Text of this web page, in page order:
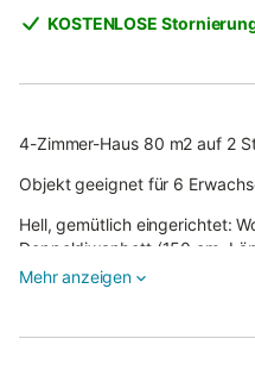
KOSTENLOSE
4-Zimmer-Haus 80 m2 auf 2
Objekt geeignet für 6
Hell, gemütlich eingerichtet:
Doppeldiwanbett (150 cm,
und Radio.
1 Bett und 1 Ausziehbett.
Mehr anzeigen